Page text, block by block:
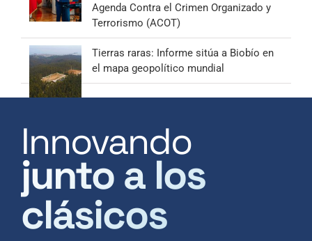
Agenda Contra el Crimen Organizado y
Terrorismo (ACOT)
Tierras raras: Informe sitúa a Biobío en
el mapa geopolítico mundial
Innovando
junto a los
clásicos